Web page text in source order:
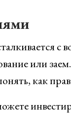
с
или
как